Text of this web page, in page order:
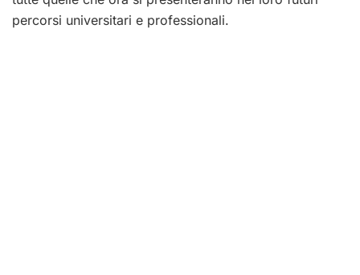
percorsi universitari e professionali.